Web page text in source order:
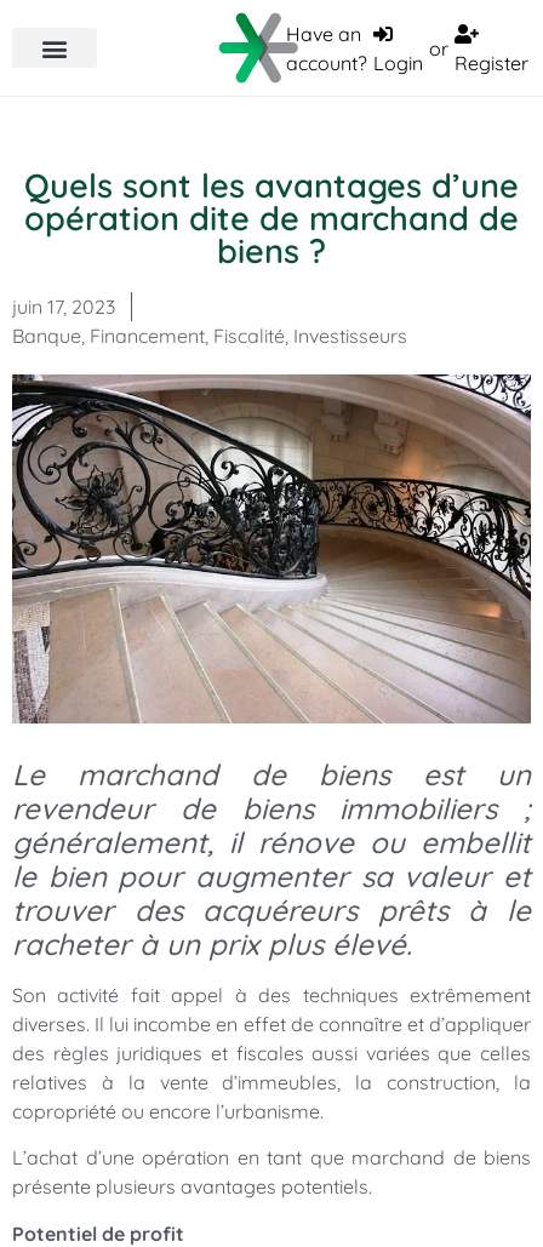
Have an
account? Login
or
Register
Quels sont les avantages d’une
opération dite de marchand de
biens ?
juin 17, 2023
Banque, Financement, Fiscalité, Investisseurs
Le marchand de biens est un
revendeur de biens immobiliers ;
généralement, il rénove ou embellit
le bien pour augmenter sa valeur et
trouver des acquéreurs prêts à le
racheter à un prix plus élevé.
Son activité fait appel à des techniques extrêmement
diverses. Il lui incombe en effet de connaître et d’appliquer
des règles juridiques et fiscales aussi variées que celles
relatives à la vente d’immeubles, la construction, la
copropriété ou encore l’urbanisme.
L’achat d’une opération en tant que marchand de biens
présente plusieurs avantages potentiels.
Potentiel de profit